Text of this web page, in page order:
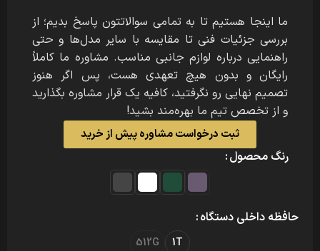
ما اینجا هستیم تا به تمامی سوالاتتون پاسخ بدیم؛ از
بررسی جزئیات فنی تا مقایسه با سایر مدل‌ها و حتی
راهنمایی درباره لوازم جانبی مناسب. مشاوره ما کاملاً
رایگان و بدون هیچ تعهدی هست، پس اگر هنوز
تصمیم نهایی رو نگرفتید، کافیه یک قرار مشاوره بگذارید
و از تخصص تیم ما بهره‌مند بشید!
ثبت درخواست مشاوره پیش از خرید
رنگ محصول
حافظه داخلی دستگاه
1T
512G